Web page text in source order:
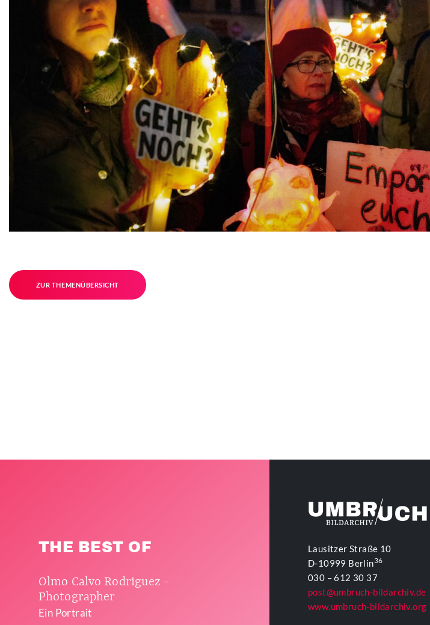
ZUR THEMENÜBERSICHT
THE BEST OF
Olmo Calvo Rodriguez -
Photographer
Ein Portrait
Lausitzer Straße 10
D-10999 Berlin36
030 – 612 30 37
post@umbruch-bildarchiv.de
www.umbruch-bildarchiv.org